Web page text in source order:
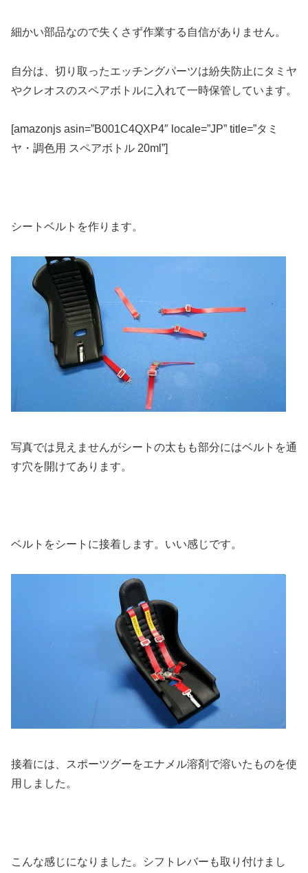
細かい部品なので失くさず作業する自信がありません。
自分は、切り取ったエッチングパーツは紛失防止にタミヤ
やクレオスのスペアボトルに入れて一時保管しています。
[amazonjs asin=”B001C4QXP4″ locale=”JP” title=”タミ
ヤ・調色用 スペアボトル 20ml”]
シートベルトを作ります。
写真では見えませんがシートの太もも部分にはベルトを通
す穴を開けてあります。
ベルトをシートに接着します。いい感じです。
接着には、スポーツグーをエナメル溶剤で溶いたものを使
用しました。
こんな感じになりました。シフトレバーも取り付けまし